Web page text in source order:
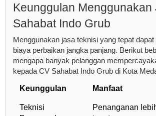
Keunggulan Menggunakan
Sahabat Indo Grub
Menggunakan jasa teknisi yang tepat
biaya perbaikan jangka panjang. Berikut
mengapa banyak pelanggan
kepada CV Sahabat Indo Grub di Kota
Keunggulan Manfaat
Teknisi
Penanganan